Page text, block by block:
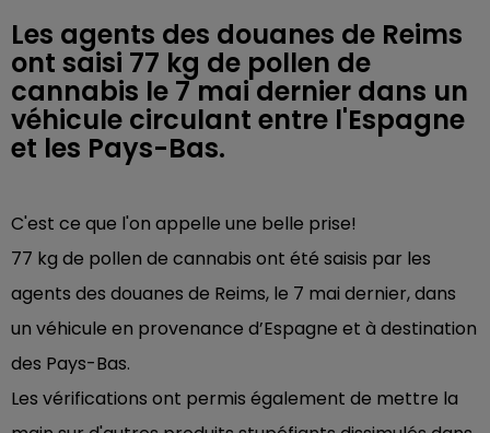
Les agents des douanes de Reims
ont saisi 77 kg de pollen de
cannabis le 7 mai dernier dans un
véhicule circulant entre l'Espagne
et les Pays-Bas.
C'est ce que l'on appelle une belle prise!
77 kg de pollen de cannabis ont été saisis par les
agents des douanes de Reims, le 7 mai dernier, dans
un véhicule en provenance d’Espagne et à destination
des Pays-Bas.
Les vérifications ont permis également de mettre la